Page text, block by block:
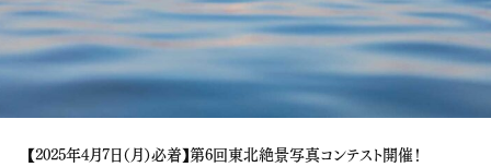
【2025年4月7日（月）必着】第6回東北絶景写真コンテスト開催！